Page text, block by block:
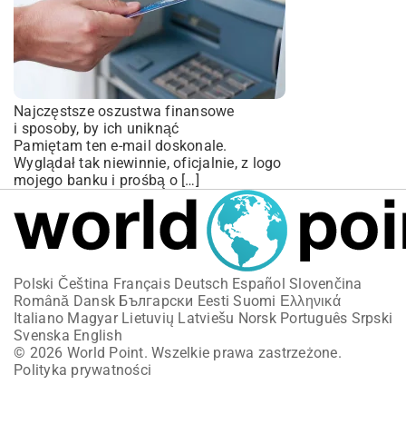
Najczęstsze oszustwa finansowe
i sposoby, by ich uniknąć
Pamiętam ten e-mail doskonale.
Wyglądał tak niewinnie, oficjalnie, z logo
mojego banku i prośbą o […]
Polski Čeština Français Deutsch Español Slovenčina
Română Dansk Български Eesti Suomi Ελληνικά
Italiano Magyar Lietuvių Latviešu Norsk Português Srpski
Svenska English
© 2026 World Point. Wszelkie prawa zastrzeżone.
Polityka prywatności